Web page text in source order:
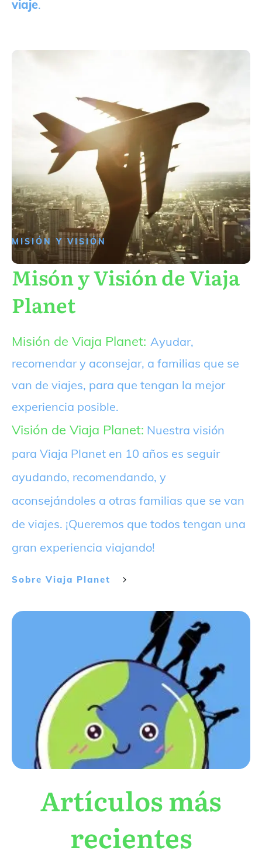
viaje.
MISIÓN Y VISIÓN
Misón y Visión de Viaja
Planet
Misión de Viaja Planet: Ayudar,
recomendar y aconsejar, a familias que se
van de viajes, para que tengan la mejor
experiencia posible.
Visión de Viaja Planet: Nuestra visión
para Viaja Planet en 10 años es seguir
ayudando, recomendando, y
aconsejándoles a otras familias que se van
de viajes. ¡Queremos que todos tengan una
gran experiencia viajando!
Sobre Viaja Planet
Artículos más
recientes